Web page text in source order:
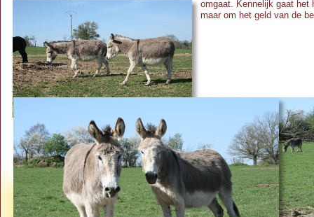
omgaat. Kennelijk gaat het
maar om het geld van de